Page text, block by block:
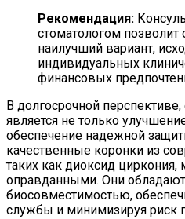
Рекомендация:
стоматологом позволит
наилучший вариант,
индивидуальных
финансовых
В долгосрочной
является не только
обеспечение надежной
качественные коронки из
таких как диоксид циркония,
оправданными. Они
биосовместимостью,
службы и минимизируя риск